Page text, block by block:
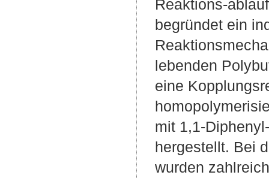
Reaktions-
begründet ein
lebenden
eine
mit 1,1-
hergestellt. Bei
wurden